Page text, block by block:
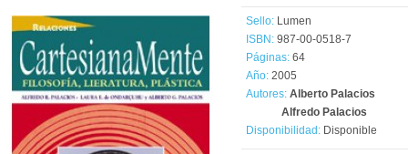
Sello: Lumen
ISBN: 987-00-0518-7
Páginas: 64
Año: 2005
Autores: Alberto Palacios
Alfredo Palacios
Disponibilidad: Disponible